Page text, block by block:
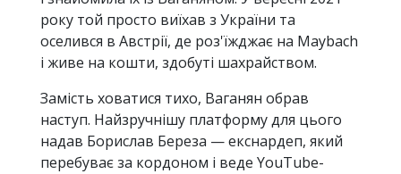
року той просто виїхав з України та
оселився в Австрії, де роз'їжджає на Maybach
і живе на кошти, здобуті шахрайством.
Замість ховатися тихо, Ваганян обрав
наступ. Найзручнішу платформу для цього
надав Борислав Береза — екснардеп, який
перебуває за кордоном і веде YouTube-